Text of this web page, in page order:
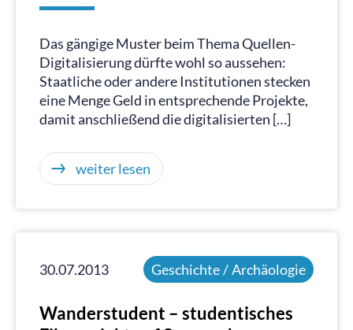
Das gängige Muster beim Thema Quellen-
Digitalisierung dürfte wohl so aussehen:
Staatliche oder andere Institutionen stecken
eine Menge Geld in entsprechende Projekte,
damit anschließend die digitalisierten […]
weiter lesen
30.07.2013 Geschichte / Archäologie
Wanderstudent – studentisches